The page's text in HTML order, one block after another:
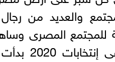
والعديد من
للمجتمع المصرى
خلال الفترة